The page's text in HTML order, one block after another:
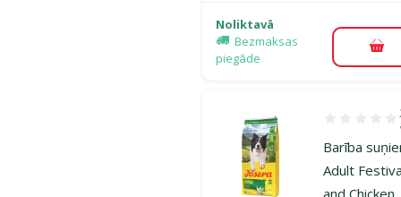
Noliktavā
Bezmaksas
piegāde
Barība
Adult
and